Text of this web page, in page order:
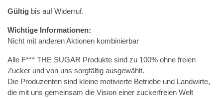
Gültig bis auf Widerruf.
Wichtige Informationen:
Nicht mit anderen Aktionen kombinierbar
Alle F*** THE SUGAR Produkte sind zu 100% ohne freien
Zucker und von uns sorgfältig ausgewählt.
Die Produzenten sind kleine motivierte Betriebe und Landwirte,
die mit uns gemeinsam die Vision einer zuckerfreien Welt